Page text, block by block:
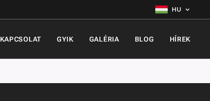
HU
KAPCSOLAT GYIK GALÉRIA BLOG HÍREK